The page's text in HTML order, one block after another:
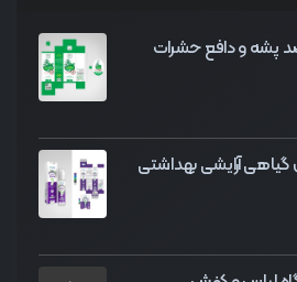
پشه و دافع حشرات
آرایشی بهداشتی